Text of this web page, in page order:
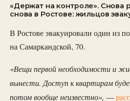
«Держат на контроле». Снова
снова в Ростове: жильцов
В Ростове эвакуировали один из
на Самаркандской, 70.
«Вещи первой необходимости и
вынести. Доступ к квартирам
потом вообще неизвестно», —